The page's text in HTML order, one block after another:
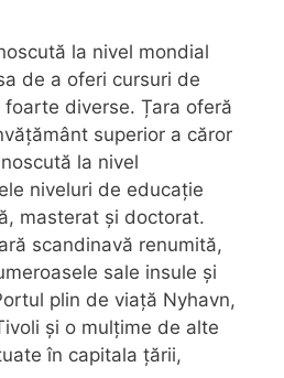
la nivel mondial
de a oferi cursuri de
diverse. Țara oferă
superior a căror
la nivel
niveluri de educație
masterat și doctorat.
scandinavă renumită,
sale insule și
plin de viață Nyhavn,
și o mulțime de alte
în capitala țării,